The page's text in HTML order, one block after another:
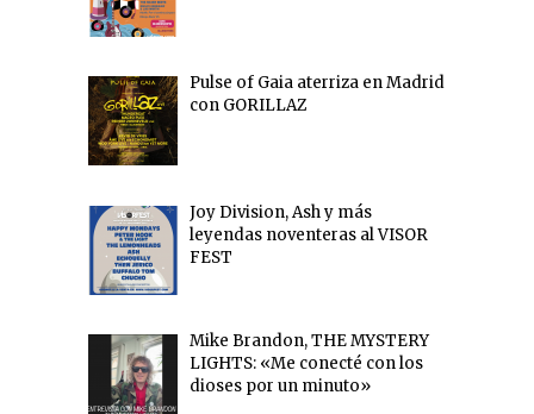
Pulse of Gaia aterriza en Madrid
con GORILLAZ
Joy Division, Ash y más
leyendas noventeras al VISOR
FEST
Mike Brandon, THE MYSTERY
LIGHTS: «Me conecté con los
dioses por un minuto»